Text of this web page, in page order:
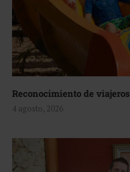
Reconocimiento de viajeros
4 agosto, 2026